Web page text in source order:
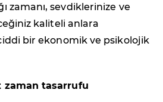
zamanı, sevdiklerinize ve
kaliteli anlara
bir ekonomik ve psikolojik
zaman tasarrufu